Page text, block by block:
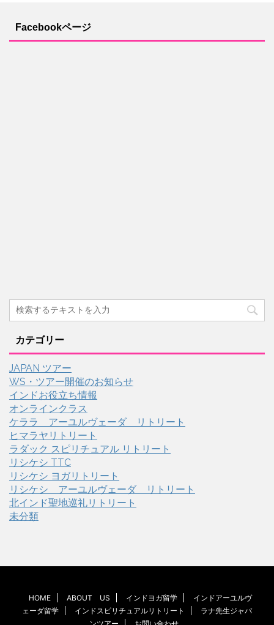
Facebookページ
カテゴリー
JAPAN ツアー
WS・ツアー開催のお知らせ
インドお役立ち情報
オンラインクラス
ケララ アーユルヴェーダ リトリート
ヒマラヤリトリート
ラダック スピリチュアル リトリート
リシケシ TTC
リシケシ ヨガリトリート
リシケシ アーユルヴェーダ リトリート
北インド聖地巡礼リトリート
未分類
HOME ABOUT US インドヨガ留学
インドアーユルヴ
ェーダ留学
インドスピリチュアルリトリート
ラナ先生ジャパ